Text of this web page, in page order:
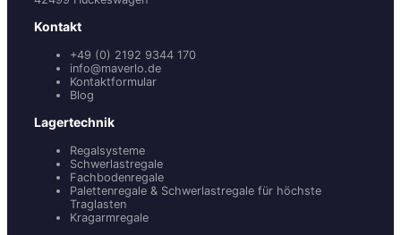
Kontakt
+49 (0) 2192 9344 170
info@maverlo.de
Kontaktformular
Blog
Lagertechnik
Regalsysteme
Schwerlastregale
Fachbodenregale
Palettenregale & Schwerlastregale für höchste
Traglasten
Kragarmregale